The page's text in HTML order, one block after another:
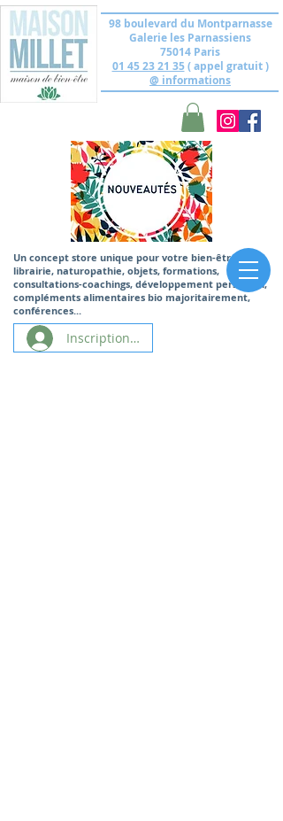
98 boulevard du Montparnasse
Galerie les Parnassiens
75014 Paris
01 45 23 21 35( appel gratuit )
@ informations
Un concept store unique pour votre bien-être,
librairie, naturopathie, objets, formations,
consultations-coachings, développement personnel,
compléments alimentaires bio majoritairement,
conférences...
Inscription/Connexion